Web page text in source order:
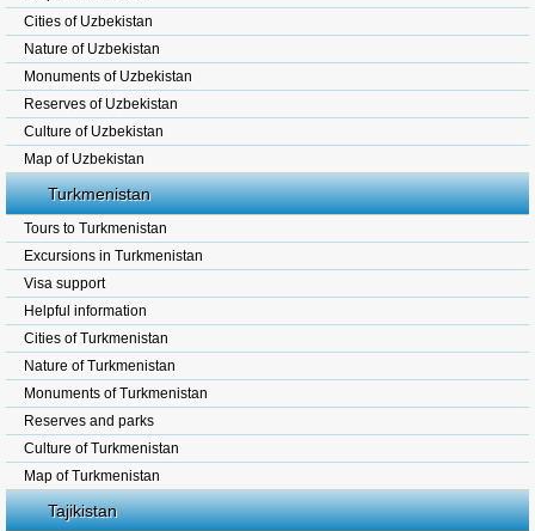
Cities of Uzbekistan
Nature of Uzbekistan
Monuments of Uzbekistan
Reserves of Uzbekistan
Culture of Uzbekistan
Map of Uzbekistan
Turkmenistan
Tours to Turkmenistan
Excursions in Turkmenistan
Visa support
Helpful information
Cities of Turkmenistan
Nature of Turkmenistan
Monuments of Turkmenistan
Reserves and parks
Culture of Turkmenistan
Map of Turkmenistan
Tajikistan